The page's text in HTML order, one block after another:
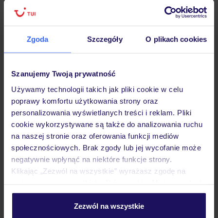
Zgoda Szczegóły O plikach cookies
Szanujemy Twoją prywatność
Używamy technologii takich jak pliki cookie w celu
poprawy komfortu użytkowania strony oraz
personalizowania wyświetlanych treści i reklam. Pliki
cookie wykorzystywane są także do analizowania ruchu
na naszej stronie oraz oferowania funkcji mediów
społecznościowych. Brak zgody lub jej wycofanie może
negatywnie wpłynąć na niektóre funkcje strony.
Klikając „Zezwól na wszystkie” wyrażasz zgodę na
personalizować swój wybór wchodząc w zakładkę
Zezwól na wszystkie
Lider niskich cen 30 lat w
Hotel
Pokoje
Wyżywienie